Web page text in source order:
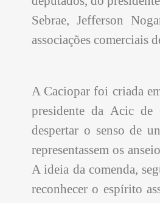
Sebrae, Jefferson
associações comerciais
A Caciopar foi criada
presidente da Acic de
despertar o senso de
representassem os
A ideia da comenda,
reconhecer o espírito